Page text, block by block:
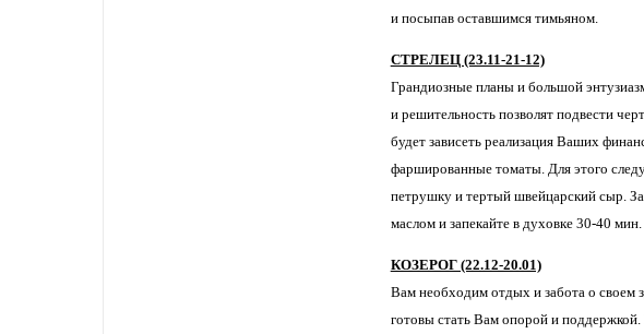
и посыпав оставшимся тимьяном.
СТРЕЛЕЦ (23.11-21-12)
Грандиозные планы и большой
и решительность позволят подвести
будет зависеть реализация Ваших
фаршированные томаты. Для этого
петрушку и тертый швейцарский сыр.
маслом и запекайте в духовке 30-40 мин.
КОЗЕРОГ (22.12-20.01)
Вам необходим отдых и забота о своем
готовы стать Вам опорой и